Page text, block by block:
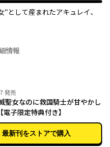
として産まれたアキュレイ、
へ留学することに。
しまい――
」」」
情報
2026年04月17日
発売
聖女なのに救国騎士が甘やかし
電子限定特典付き】
最新刊をストアで購入